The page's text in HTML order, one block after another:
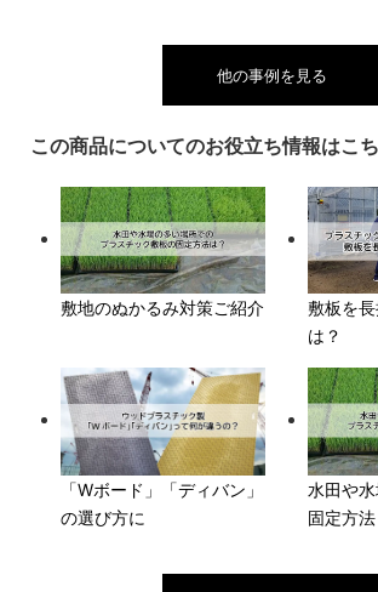
他の事例を見る
この商品についてのお役立ち情報はこ
敷地のぬかるみ対策ご紹介
敷板を
は？
「Wボード」「ディバン」
の選び方に
水田や
固定方法